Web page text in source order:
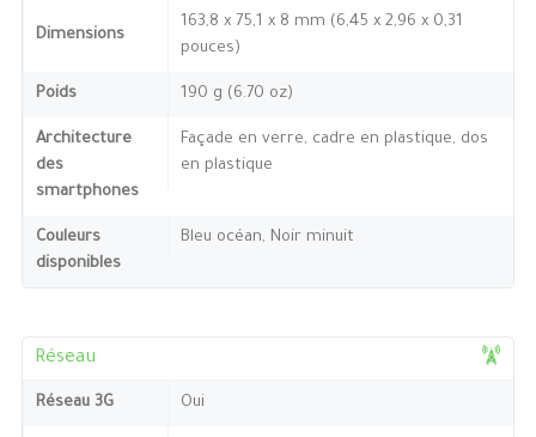
Dimensions
163,8 x 75,1 x 8 mm (6,45 x 2,96 x 0,31
pouces)
Poids 190 g (6.70 oz)
Architecture
des
smartphones
Façade en verre, cadre en plastique, dos
en plastique
Couleurs
disponibles
Bleu océan, Noir minuit
Réseau
Réseau 3G Oui